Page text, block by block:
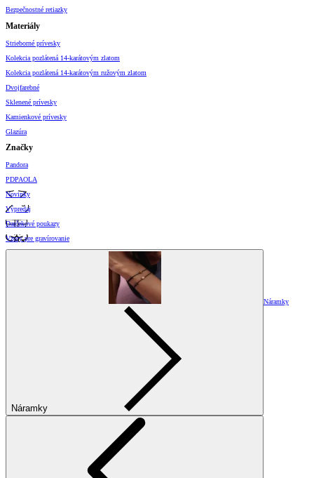
Bezpečnostné retiazky
Materiály
Strieborné prívesky
Kolekcia pozlátená 14-karátovým zlatom
Kolekcia pozlátená 14-karátovým ružovým zlatom
Dvojfarebné
Sklenené prívesky
Kamienkové prívesky
Glazúra
Značky
Pandora
PDPAOLA
Novinky
Výpredaj
Darčekové poukazy
Vzory pre gravírovanie
Náramky
Náramky